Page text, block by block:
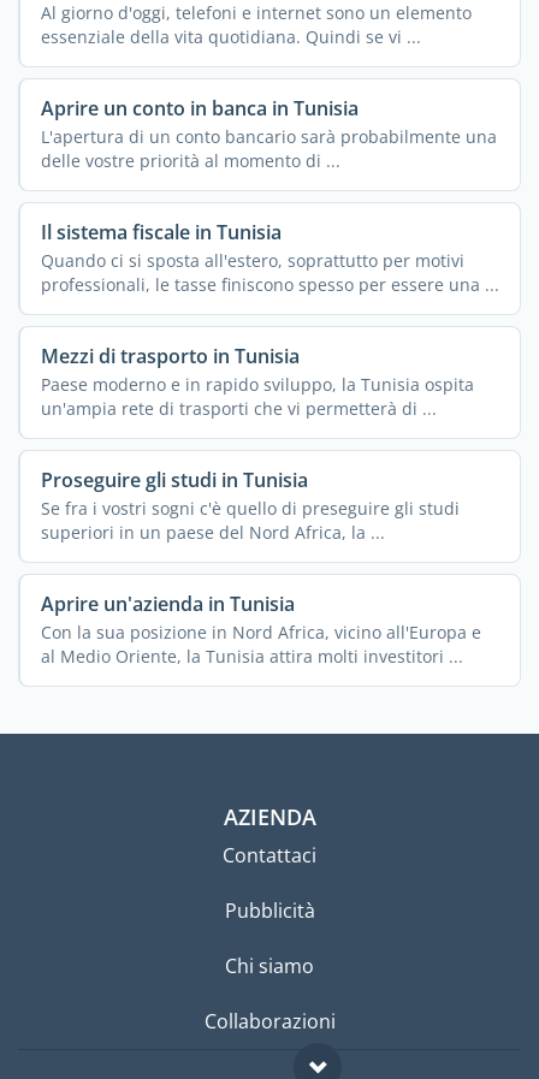
Al giorno d'oggi, telefoni e internet sono un elemento
essenziale della vita quotidiana. Quindi se vi ...
Aprire un conto in banca in Tunisia
L'apertura di un conto bancario sarà probabilmente una
delle vostre priorità al momento di ...
Il sistema fiscale in Tunisia
Quando ci si sposta all'estero, soprattutto per motivi
professionali, le tasse finiscono spesso per essere una ...
Mezzi di trasporto in Tunisia
Paese moderno e in rapido sviluppo, la Tunisia ospita
un'ampia rete di trasporti che vi permetterà di ...
Proseguire gli studi in Tunisia
Se fra i vostri sogni c'è quello di preseguire gli studi
superiori in un paese del Nord Africa, la ...
Aprire un'azienda in Tunisia
Con la sua posizione in Nord Africa, vicino all'Europa e
al Medio Oriente, la Tunisia attira molti investitori ...
AZIENDA
Contattaci
Pubblicità
Chi siamo
Collaborazioni